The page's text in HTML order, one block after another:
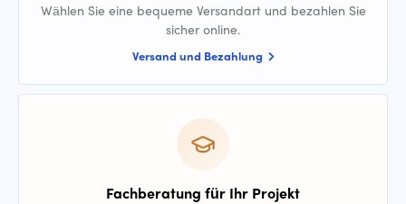
Wählen Sie eine bequeme Versandart und bezahlen Sie
sicher online.
Versand und Bezahlung
Fachberatung für Ihr Projekt